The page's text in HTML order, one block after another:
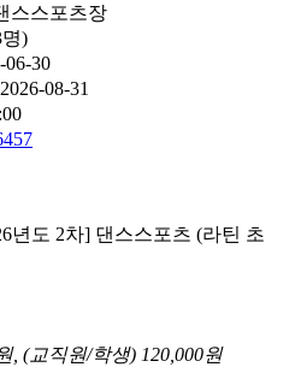
스스포츠장
)
06-30
08-31
년도 2차] 댄스스포츠 (라틴 초
, (교직원/학생) 120,000원